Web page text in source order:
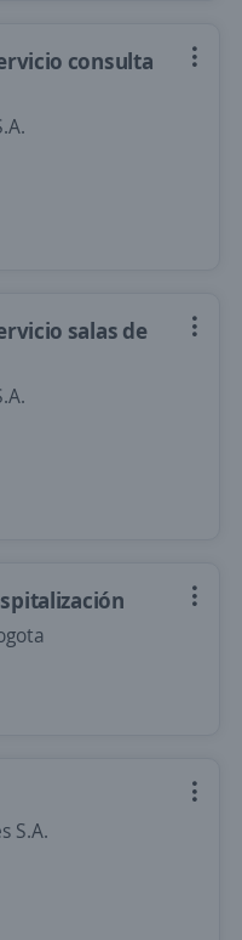
consulta
salas de
S.A.